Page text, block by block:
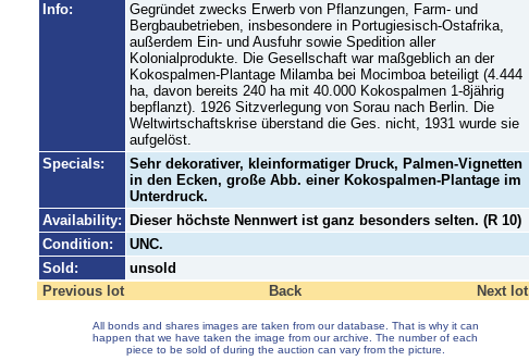
Info:
Gegründet zwecks Erwerb von Pflanzungen, Farm- und
Bergbaubetrieben, insbesondere in Portugiesisch-Ostafrika,
außerdem Ein- und Ausfuhr sowie Spedition aller
Kolonialprodukte. Die Gesellschaft war maßgeblich an der
Kokospalmen-Plantage Milamba bei Mocimboa beteiligt (4.444
ha, davon bereits 240 ha mit 40.000 Kokospalmen 1-8jährig
bepflanzt). 1926 Sitzverlegung von Sorau nach Berlin. Die
Weltwirtschaftskrise überstand die Ges. nicht, 1931 wurde sie
aufgelöst.
Specials:
Sehr dekorativer, kleinformatiger Druck, Palmen-Vignetten
in den Ecken, große Abb. einer Kokospalmen-Plantage im
Unterdruck.
Availability:
Dieser höchste Nennwert ist ganz besonders selten. (R 10)
Condition:
UNC.
Sold:
unsold
Previous lot
Back Next lot
All bonds and shares images are taken from our database. That is why it can
happen that we have taken the image from our archive. The number of each
piece to be sold of during the auction can vary from the picture.